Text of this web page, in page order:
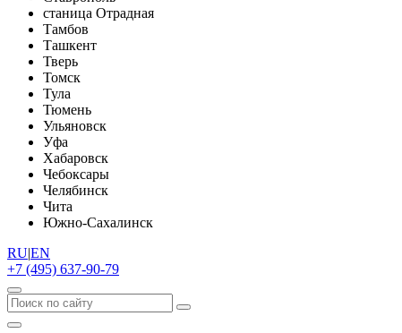
станица Отрадная
Тамбов
Ташкент
Тверь
Томск
Тула
Тюмень
Ульяновск
Уфа
Хабаровск
Чебоксары
Челябинск
Чита
Южно-Сахалинск
RU|EN
+7 (495) 637-90-79